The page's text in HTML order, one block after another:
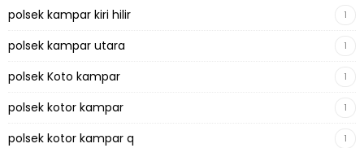
polsek kampar kiri hilir 1
polsek kampar utara 1
polsek Koto kampar 1
polsek kotor kampar 1
polsek kotor kampar q 1